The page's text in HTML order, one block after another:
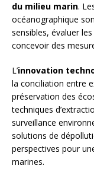
du milieu marin.
océanographique
sensibles, évaluer
concevoir des
L’innovation
la conciliation entre
préservation des
techniques
surveillance
solutions de
perspectives pour
marines.